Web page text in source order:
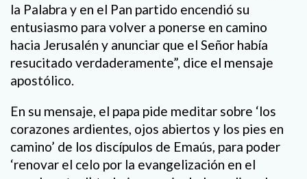
la Palabra y en el Pan partido encendió su
entusiasmo para volver a ponerse en camino
hacia Jerusalén y anunciar que el Señor había
resucitado verdaderamente”, dice el mensaje
apostólico.
En su mensaje, el papa pide meditar sobre ‘los
corazones ardientes, ojos abiertos y los pies en
camino’ de los discípulos de Emaús, para poder
‘renovar el celo por la evangelización en el